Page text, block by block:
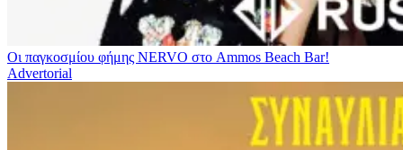
Οι παγκοσμίου φήμης NERVO στο Ammos Beach Bar!
Advertorial